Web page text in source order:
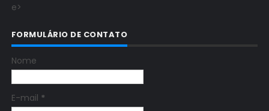
e>
FORMULÁRIO DE CONTATO
Nome
E-mail *